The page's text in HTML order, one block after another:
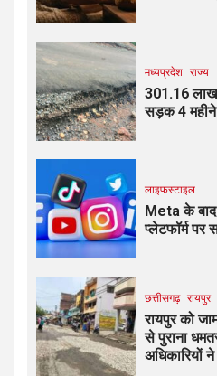
मध्यप्रदेश राज्य
301.16 लाख
सड़क 4 महीने
लाइफस्टाइल
Meta के
प्लेटफॉर्म पर
छत्तीसगढ़ रायपुर
रायपुर को
से पुराना
अधिकारियों ने